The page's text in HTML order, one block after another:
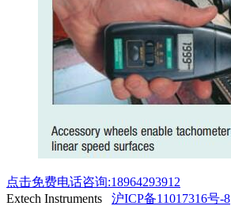
点击免费电话咨询:18964293912
Extech Instruments 沪ICP备11017316号-8